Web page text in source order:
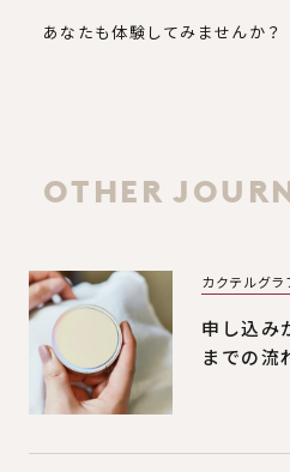
あなたも体験してみませんか？
OTHER
カクテルグラ
申し込み
までの流